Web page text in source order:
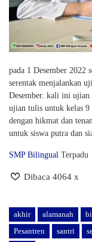
pada 1 Desember 2022
serentak menjalankan
Desember. kali ini ujian
ujian tulis untuk kelas
dengan hikmat dan
untuk siswa putra dan
SMP Bilingual Terpadu
Dibaca 4064 x
akhir alamanah
Pesantren
santri